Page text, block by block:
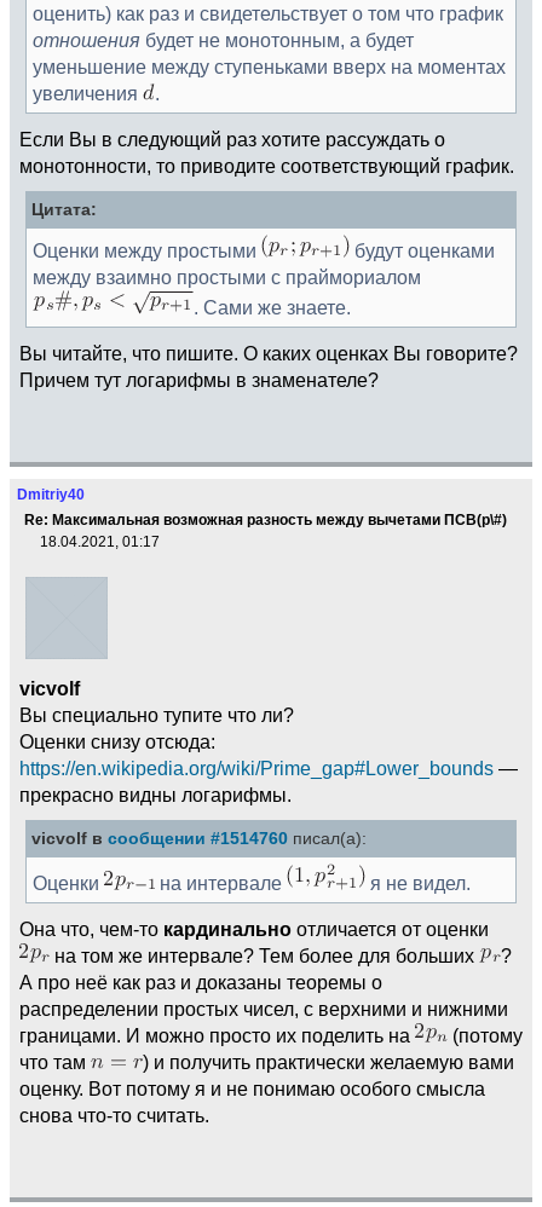
оценить) как раз и свидетельствует о том что график
отношения будет не монотонным, а будет
уменьшение между ступеньками вверх на моментах
увеличения
.
Если Вы в следующий раз хотите рассуждать о
монотонности, то приводите соответствующий график.
Цитата:
Оценки между простыми
будут оценками
между взаимно простыми с праймориалом
. Сами же знаете.
Вы читайте, что пишите. О каких оценках Вы говорите?
Причем тут логарифмы в знаменателе?
Dmitriy40
Re: Максимальная возможная разность между вычетами ПСВ(p\#)
18.04.2021, 01:17
vicvolf
Вы специально тупите что ли?
Оценки снизу отсюда:
https://en.wikipedia.org/wiki/Prime_gap#Lower_bounds —
прекрасно видны логарифмы.
vicvolf в сообщении #1514760 писал(а):
Оценки на интервале я не видел.
Она что, чем-то кардинально отличается от оценки
на том же интервале? Тем более для больших
?
А про неё как раз и доказаны теоремы о
распределении простых чисел, с верхними и нижними
границами. И можно просто их поделить на
(потому
что там
) и получить практически желаемую вами
оценку. Вот потому я и не понимаю особого смысла
снова что-то считать.